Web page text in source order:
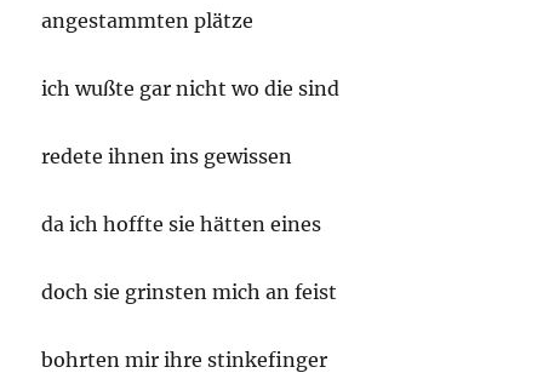
angestammten plätze
ich wußte gar nicht wo die sind
redete ihnen ins gewissen
da ich hoffte sie hätten eines
doch sie grinsten mich an feist
bohrten mir ihre stinkefinger